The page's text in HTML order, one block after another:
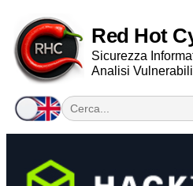
Red Hot
Sicurezza
Analisi